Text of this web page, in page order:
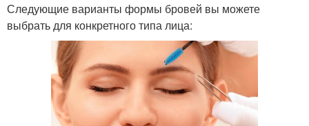
Следующие варианты формы бровей вы можете
выбрать для конкретного типа лица: